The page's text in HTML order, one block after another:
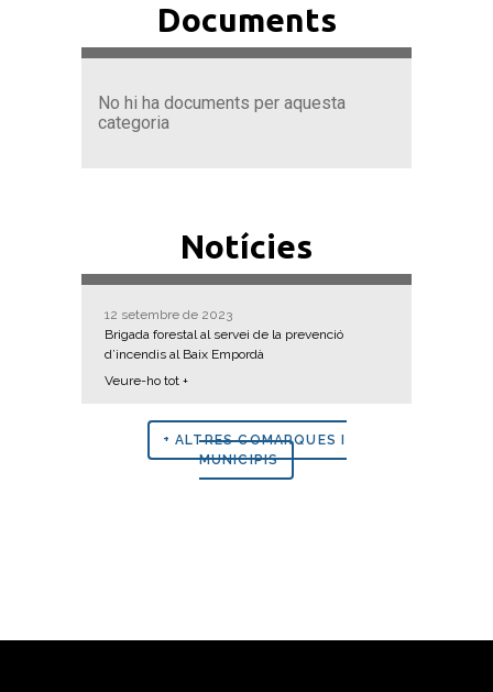
Documents
No hi ha documents per aquesta
categoria
Notícies
12 setembre de 2023
Brigada forestal al servei de la prevenció
d’incendis al Baix Empordà
Veure-ho tot +
+ ALTRES COMARQUES I
MUNICIPIS